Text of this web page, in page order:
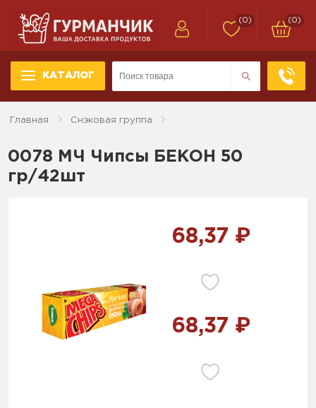
КАТАЛОГ
(0) (0)
Главная Снэковая группа
0078 МЧ Чипсы БЕКОН 50
гр/42шт
68,37 ₽
68,37 ₽